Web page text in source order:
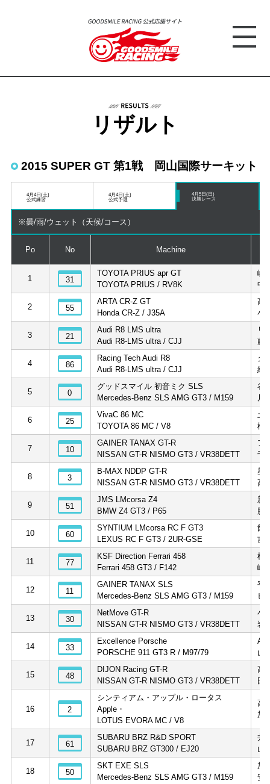
リザルト
2015 SUPER GT 第1戦 岡山国際サーキット
4月4日(土)
公式練習
4月4日(土)
公式予選
4月5日(日)
決勝レース
※曇/雨/ウェット（天候/コース）
Po No Machine
1 31
TOYOTA PRIUS apr GT
TOYOTA PRIUS / RV8K
嵯
中
2 55
ARTA CR-Z GT
Honda CR-Z / J35A
高
小
3 21
Audi R8 LMS ultra
Audi R8-LMS ultra / CJJ
リ
藤
4 86
Racing Tech Audi R8
Audi R8-LMS ultra / CJJ
ク
細
5 0
グッドスマイル 初音ミク SLS
Mercedes-Benz SLS AMG GT3 / M159
谷
片
6 25
VivaC 86 MC
TOYOTA 86 MC / V8
土
松
7 10
GAINER TANAX GT-R
NISSAN GT-R NISMO GT3 / VR38DETT
ア
千
8 3
B-MAX NDDP GT-R
NISSAN GT-R NISMO GT3 / VR38DETT
星
高
9 51
JMS LMcorsa Z4
BMW Z4 GT3 / P65
新
脇
10 60
SYNTIUM LMcorsa RC F GT3
LEXUS RC F GT3 / 2UR-GSE
飯
吉
11 77
KSF Direction Ferrari 458
Ferrari 458 GT3 / F142
横
峰
12 11
GAINER TANAX SLS
Mercedes-Benz SLS AMG GT3 / M159
平
ビ
13 30
NetMove GT-R
NISSAN GT-R NISMO GT3 / VR38DETT
小
岩
14 33
Excellence Porsche
PORSCHE 911 GT3 R / M97/79
A.
山
15 48
DIJON Racing GT-R
NISSAN GT-R NISMO GT3 / VR38DETT
高
田
16 2
シンティアム・アップル・ロータス
Apple・
LOTUS EVORA MC / V8
高
加
17 61
SUBARU BRZ R&D SPORT
SUBARU BRZ GT300 / EJ20
井
山
18 50
SKT EXE SLS
Mercedes-Benz SLS AMG GT3 / M159
加
安